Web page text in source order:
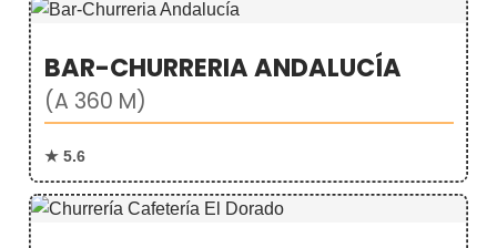
BAR-CHURRERIA ANDALUCÍA
(A 360 M)
★ 5.6